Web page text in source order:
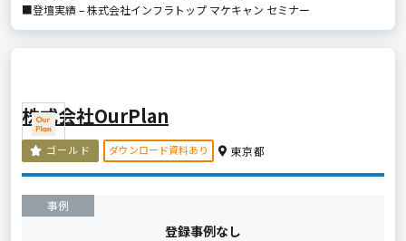
■登壇実績 – 株式会社インフラトップ マケキャン セミナー
株式会社OurPlan
ゴールド ダウンロード資料あり 東京都
事例
登録事例なし